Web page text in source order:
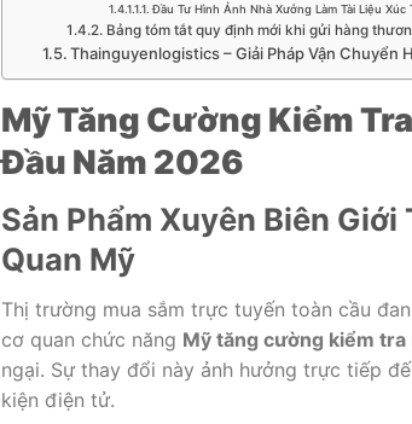
Đầu Tư Hình Ảnh Nhà Xưởng Làm Tài Liệu
Bảng tóm tắt quy định mới khi gửi hàng
Thainguyenlogistics – Giải Pháp Vận Chuyển
Mỹ Tăng Cường Kiểm
Đầu Năm 2026
Sản Phẩm Xuyên Biên
Quan Mỹ
Thị trường mua sắm trực tuyến toàn cầu
cơ quan chức năng Mỹ tăng cường kiểm
ngại. Sự thay đổi này ảnh hưởng trực tiếp
kiện điện tử.